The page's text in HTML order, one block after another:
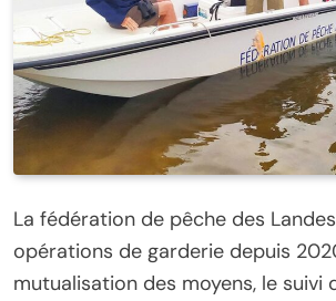
La fédération de pêche des
opérations de garderie depuis
mutualisation des moyens, le suivi